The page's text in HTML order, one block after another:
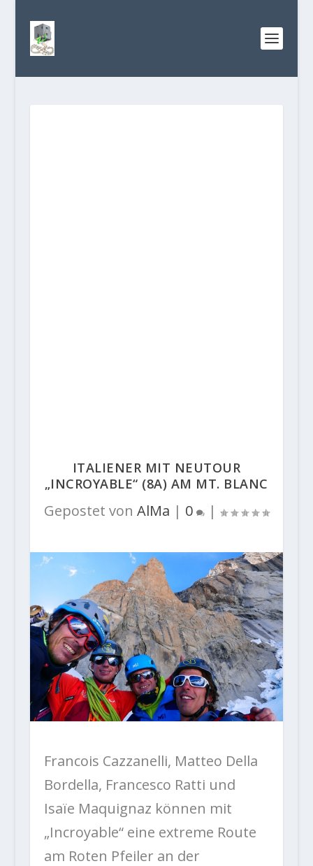
ITALIENER MIT NEUTOUR
„INCROYABLE“ (8A) AM MT. BLANC
Gepostet von AlMa | 0 |
Francois Cazzanelli, Matteo Della
Bordella, Francesco Ratti und
Isaïe Maquignaz können mit
„Incroyable“ eine extreme Route
am Roten Pfeiler an der